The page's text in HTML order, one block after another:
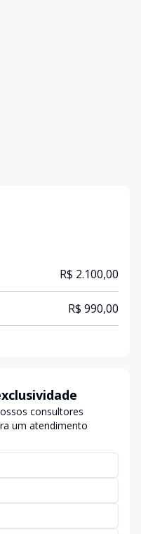
R$ 2.100,00
R$ 990,00
consultores
um atendimento